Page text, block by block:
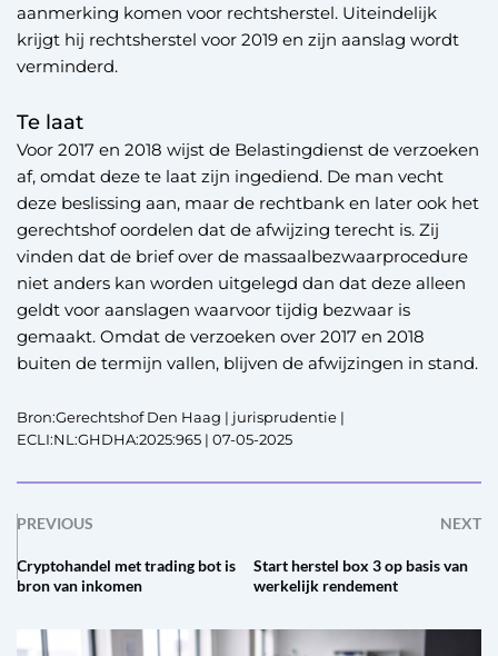
aanmerking komen voor rechtsherstel. Uiteindelijk
krijgt hij rechtsherstel voor 2019 en zijn aanslag wordt
verminderd.
Te laat
Voor 2017 en 2018 wijst de Belastingdienst de verzoeken
af, omdat deze te laat zijn ingediend. De man vecht
deze beslissing aan, maar de rechtbank en later ook het
gerechtshof oordelen dat de afwijzing terecht is. Zij
vinden dat de brief over de massaalbezwaarprocedure
niet anders kan worden uitgelegd dan dat deze alleen
geldt voor aanslagen waarvoor tijdig bezwaar is
gemaakt. Omdat de verzoeken over 2017 en 2018
buiten de termijn vallen, blijven de afwijzingen in stand.
Bron:Gerechtshof Den Haag | jurisprudentie |
ECLI:NL:GHDHA:2025:965 | 07-05-2025
PREVIOUS NEXT
Cryptohandel met trading bot is
bron van inkomen
Start herstel box 3 op basis van
werkelijk rendement